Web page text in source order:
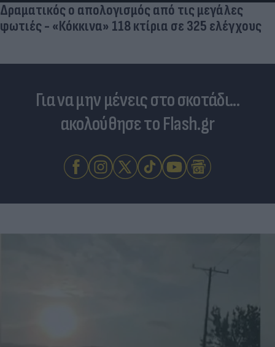
Δραματικός ο απολογισμός από τις μεγάλες
φωτιές - «Κόκκινα» 118 κτίρια σε 325 ελέγχους
Για να μην μένεις στο σκοτάδι...
ακολούθησε το Flash.gr